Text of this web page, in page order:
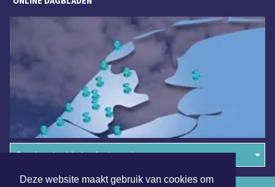
Deze website maakt gebruik van cookies om
Overige dagbladen in de regio